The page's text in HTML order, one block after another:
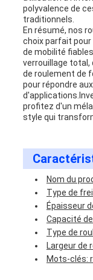
polyvalence de
traditionnels.
En résumé, nos
choix parfait
de mobilité
verrouillage total,
de roulement de
pour répondre
profitez d'un
style qui
Nom du
Type de
Épaisseur
Capacité
Type de
Largeur de
Mots-clés: